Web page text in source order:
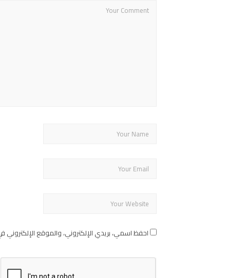
احفظ اسمي، بريدي الإلكتروني، والموقع